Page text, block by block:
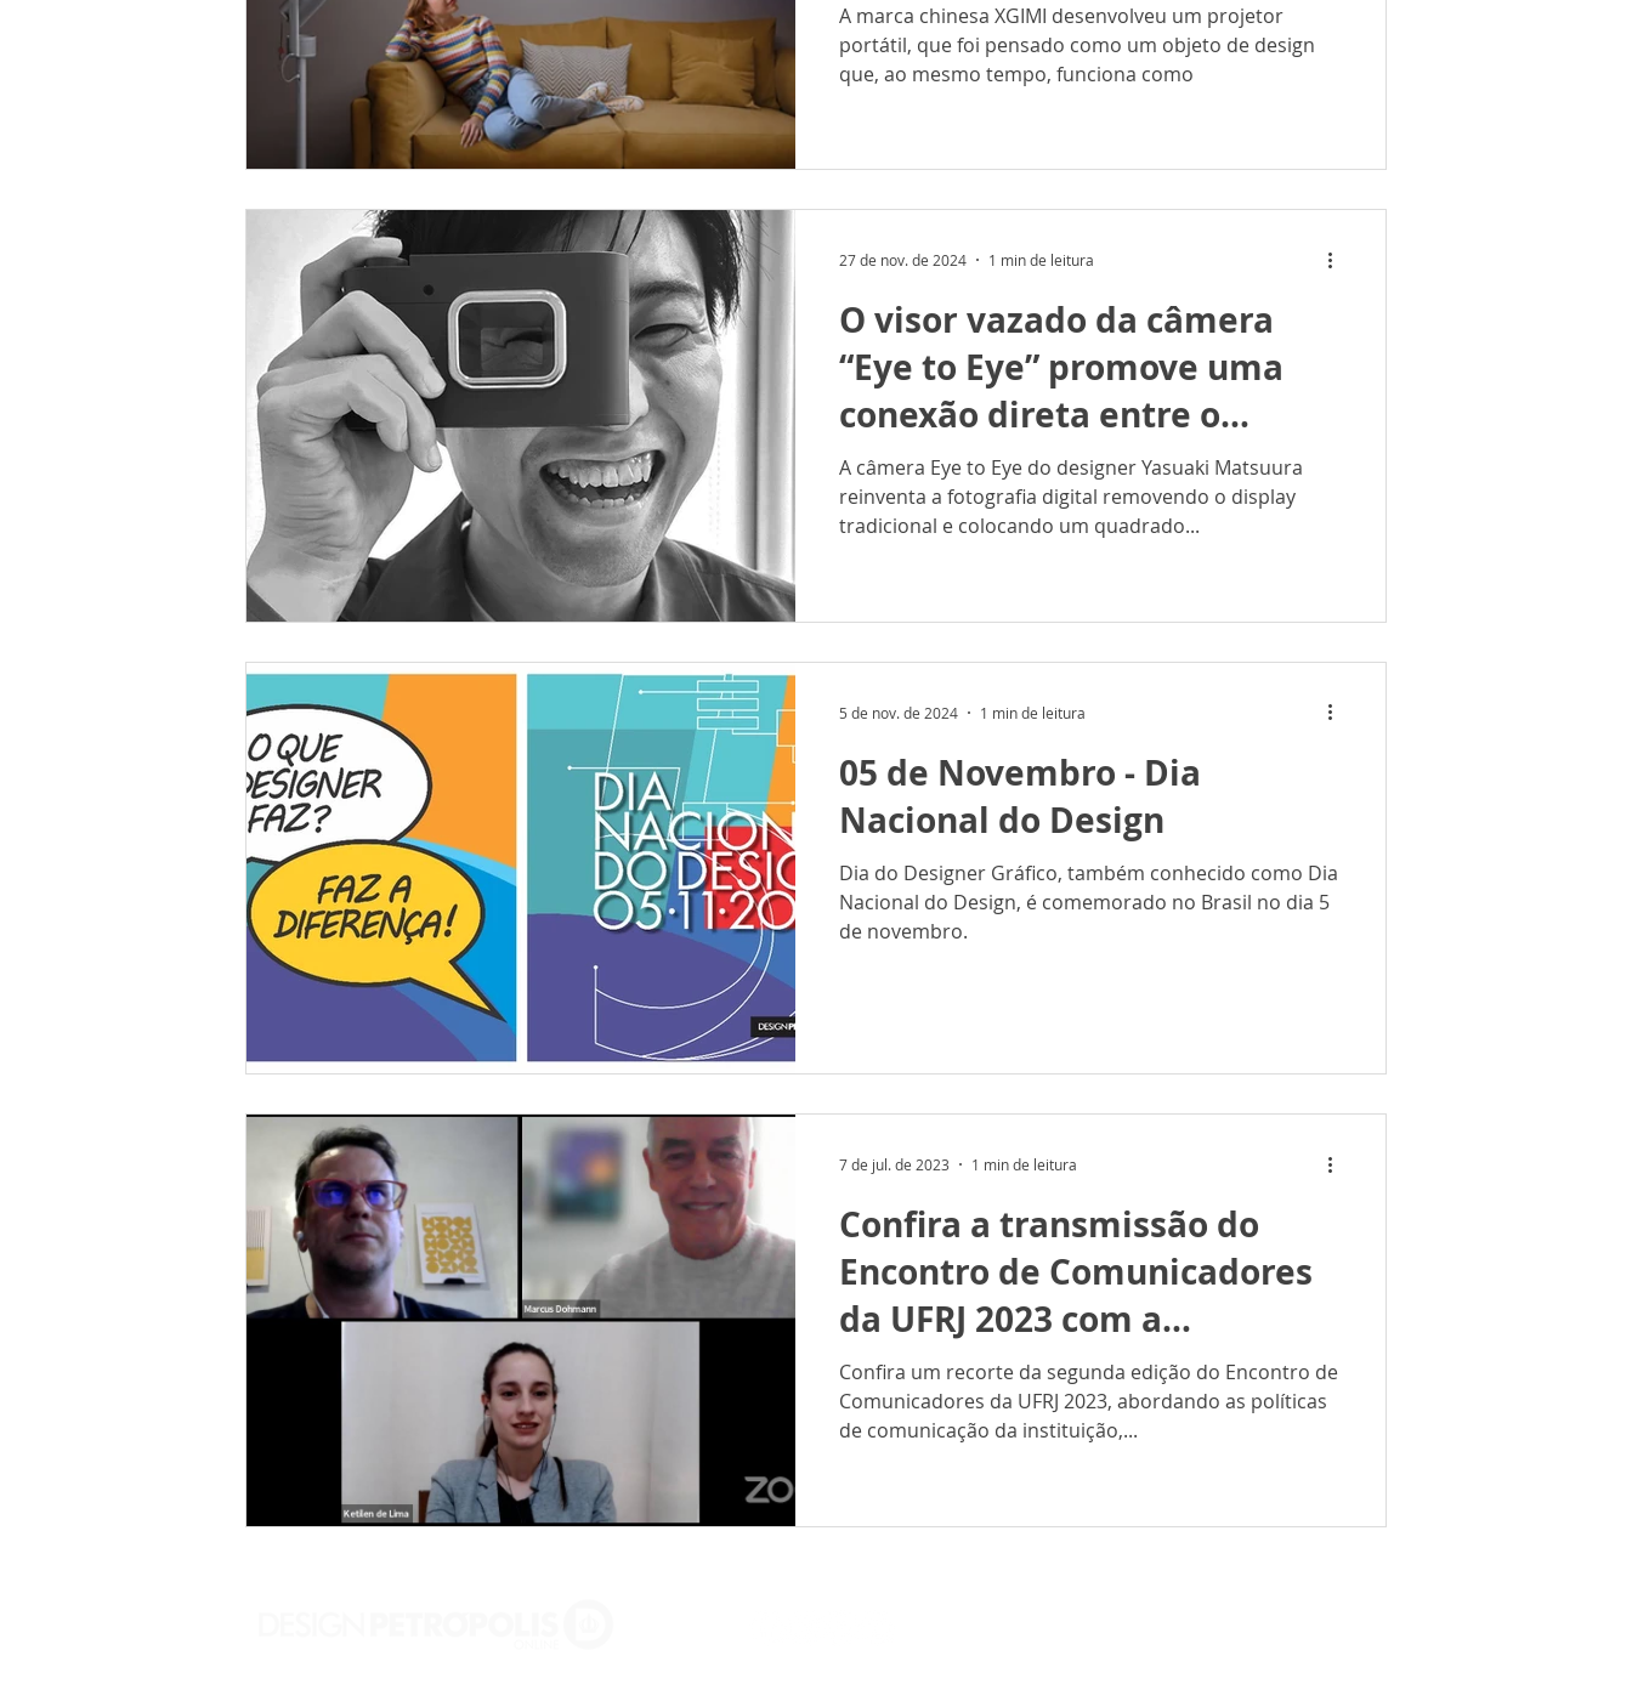
A marca chinesa XGIMI desenvolveu um projetor
portátil, que foi pensado como um objeto de design
que, ao mesmo tempo, funciona como
O visor vazado da câmera
“Eye to Eye” promove uma
conexão direta entre o
fotógrafo e o assunto
A câmera Eye to Eye do designer Yasuaki Matsuura
reinventa a fotografia digital removendo o display
tradicional e colocando um quadrado...
27 de nov. de 2024 1 min de leitura
05 de Novembro - Dia
Nacional do Design
Dia do Designer Gráfico, também conhecido como Dia
Nacional do Design, é comemorado no Brasil no dia 5
de novembro.
5 de nov. de 2024 1 min de leitura
Confira a transmissão do
Encontro de Comunicadores
da UFRJ 2023 com a
participação de Marcus
Dohmann
Confira um recorte da segunda edição do Encontro de
Comunicadores da UFRJ 2023, abordando as políticas
de comunicação da instituição,...
7 de jul. de 2023 1 min de leitura